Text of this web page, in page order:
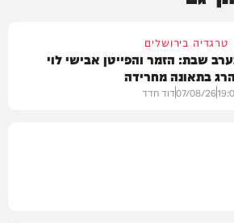
טרגדיה בירושלים
שבת: הזמר והפייטן אבישי לוי
בתאונה מחרידה
07/08/26דוד חדד